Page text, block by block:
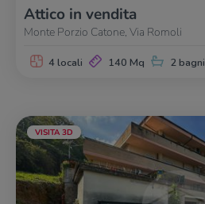
Attico in vendita
Monte Porzio Catone, Via Romoli
4 locali 140 Mq 2 bagni
VISITA 3D